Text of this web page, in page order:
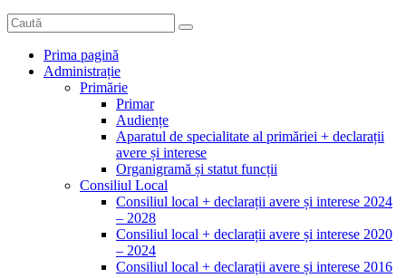
Prima pagină
Administrație
Primărie
Primar
Audiențe
Aparatul de specialitate al primăriei + declarații
avere și interese
Organigramă și statut funcții
Consiliul Local
Consiliul local + declarații avere și interese 2024
– 2028
Consiliul local + declarații avere și interese 2020
– 2024
Consiliul local + declarații avere și interese 2016